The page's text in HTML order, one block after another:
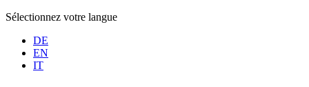
Sélectionnez votre langue
DE
EN
IT